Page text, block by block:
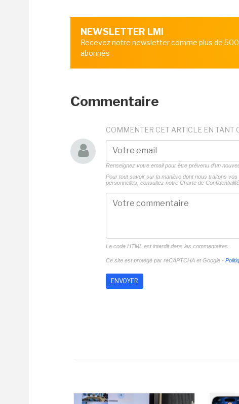
NEWSLETTER LMI
Recevez notre newsletter comme plus de
abonnés
Commentaire
COMMENTER CET ARTICLE EN TANT
Renseignez votre email pour être prévenu d'un
Pour tout savoir sur la manière dont nous traitons vos
personnelles, consultez notre Charte de Confidentialité.
Le code HTML est interdit dans les commentaires
Ce site est protégé par reCAPTCHA et Google -